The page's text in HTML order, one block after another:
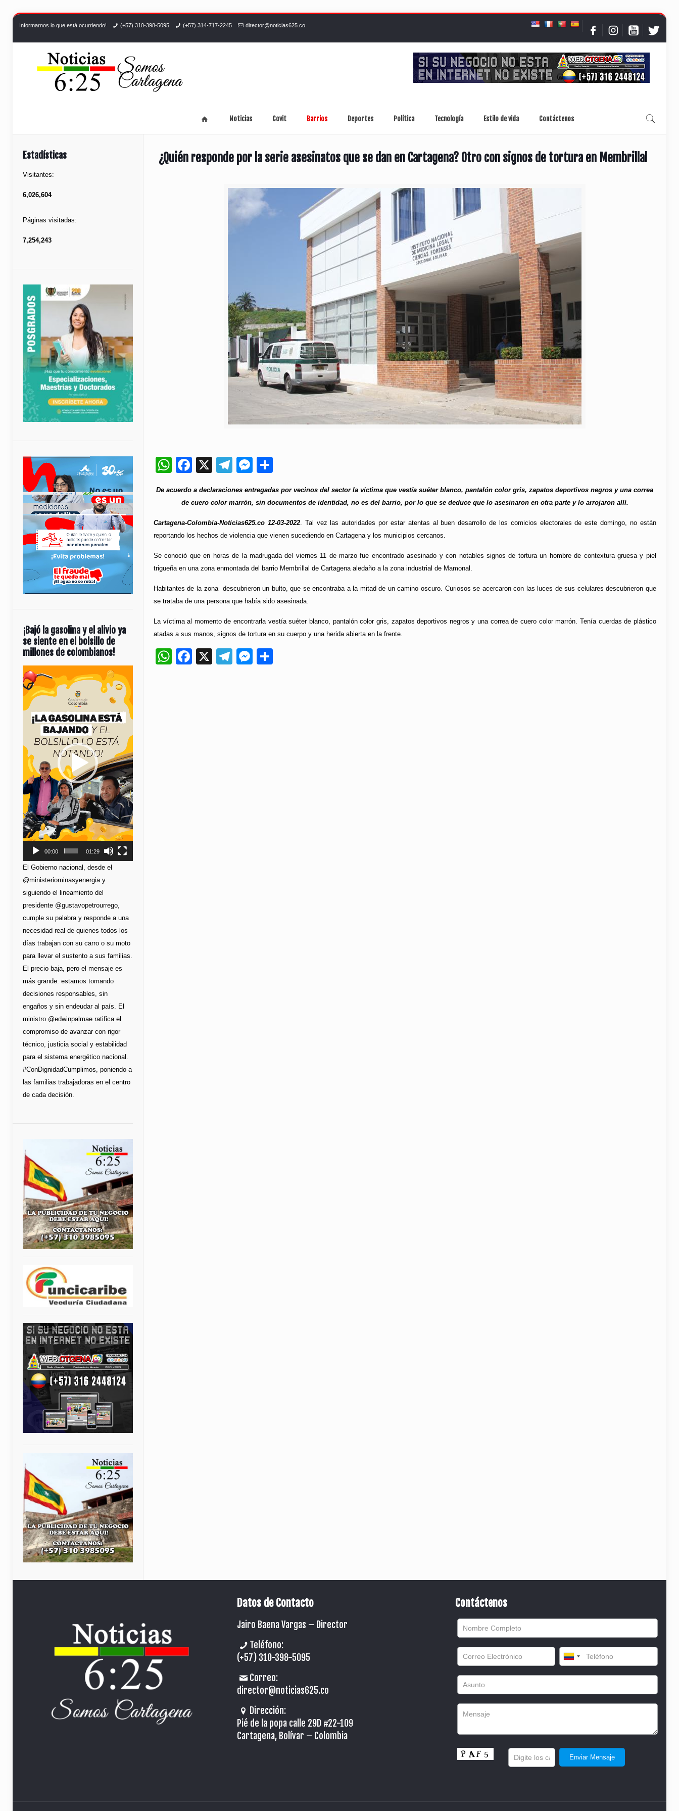
Informarnos lo que está ocurriendo! (+57) 310-398-5095 (+57) 314-717-2245 director@noticias625.co
Noticias Covit Barrios Deportes Política Tecnología Estilo de vida Contáctenos
¿Quién responde por la serie asesinatos que se dan en Cartagena? Otro con signos de tortura en Membrillal
WhatsApp
Facebook
X Telegram
Messenger
De acuerdo a declaraciones entregadas por vecinos del sector la victima que vestía suéter blanco, pantalón color gris, zapatos deportivos negros y una correa
de cuero color marrón, sin documentos de identidad, no es del barrio, por lo que se deduce que lo asesinaron en otra parte y lo arrojaron allí.
Cartagena-Colombia-Noticias625.co 12-03-2022. Tal vez las autoridades por estar atentas al buen desarrollo de los comicios electorales de este domingo, no están
reportando los hechos de violencia que vienen sucediendo en Cartagena y los municipios cercanos.
Se conoció que en horas de la madrugada del viernes 11 de marzo fue encontrado asesinado y con notables signos de tortura un hombre de contextura gruesa y piel
trigueña en una zona enmontada del barrio Membrillal de Cartagena aledaño a la zona industrial de Mamonal.
Habitantes de la zona descubrieron un bulto, que se encontraba a la mitad de un camino oscuro. Curiosos se acercaron con las luces de sus celulares descubrieron que
se trataba de una persona que había sido asesinada.
La víctima al momento de encontrarla vestía suéter blanco, pantalón color gris, zapatos deportivos negros y una correa de cuero color marrón. Tenía cuerdas de plástico
atadas a sus manos, signos de tortura en su cuerpo y una herida abierta en la frente.
WhatsApp
Facebook
X Telegram
Messenger
Estadísticas
Visitantes:
6,026,604
Páginas visitadas:
7,254,243
¡Bajó la gasolina y el alivio ya
se siente en el bolsillo de
millones de colombianos!
Reproductor
de
vídeo
00:00 01:29
El Gobierno nacional, desde el
@ministeriominasyenergia y
siguiendo el lineamiento del
presidente @gustavopetrourrego,
cumple su palabra y responde a una
necesidad real de quienes todos los
días trabajan con su carro o su moto
para llevar el sustento a sus familias.
El precio baja, pero el mensaje es
más grande: estamos tomando
decisiones responsables, sin
engaños y sin endeudar al país. El
ministro @edwinpalmae ratifica el
compromiso de avanzar con rigor
técnico, justicia social y estabilidad
para el sistema energético nacional.
#ConDignidadCumplimos, poniendo a
las familias trabajadoras en el centro
de cada decisión.
Datos de Contacto
Jairo Baena Vargas – Director
Teléfono:
(+57) 310-398-5095
Correo:
director@noticias625.co
Dirección:
Pié de la popa calle 29D #22-109
Cartagena, Bolívar – Colombia
Contáctenos